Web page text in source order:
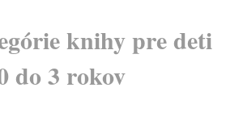
knihy pre deti
do 3 rokov